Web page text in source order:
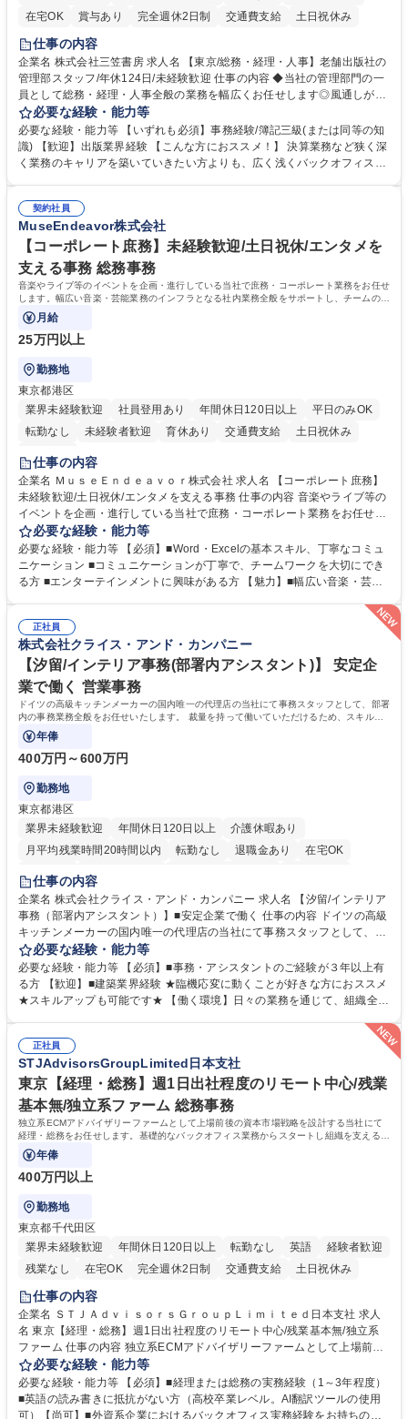
在宅OK
賞与あり 完全週休2日制 交通費支給 土日祝休み
仕事の内容
企業名 株式会社三笠書房 求人名 【東京/総務・経理・人事】老舗出版社の
管理部スタッフ/年休124日/未経験歓迎 仕事の内容 ◆当社の管理部門の一
員として総務・経理・人事全般の業務を幅広くお任せします◎風通しが良
く、社員一人ひとりの意思を尊重する社風です。気軽に相談し合える環境
で幅広いバックオフィス業務を習得いただきます。 具体的には■総務：備
品補充、採用に関するスケジュール調整など■経理；経費精算、入出金管
理、提示支払業務、問い合わせ対応など。 社員とのコミュニケーションを
す。 募集職種 【東京/総務・経理・人事】老舗出版社の管理部スタッフ/年
休124日/未経験歓迎
必要な経験・能力等
必要な経験・能力等 【いずれも必須】事務経験/簿記三級(または同等の知
識) 【歓迎】出版業界経験 【こんな方におススメ！】 決算業務など狭く深
く業務のキャリアを築いていきたい方よりも、広く浅くバックオフィスの
契約社員
MuseEndeavor株式会社
【コーポレート庶務】未経験歓迎/土日祝休/エンタメを
支える事務 総務事務
音楽やライブ等のイベントを企画・進行している当社で庶務・コーポレート業務をお任せ
します。幅広い音楽・芸能業務のインフラとなる社内業務全般をサポートし、チームの円
滑な運営を支えていただきます。
月給
25万円以上
勤務地
東京都港区
業界未経験歓迎
社員登用あり 年間休日120日以上
平日のみOK
転勤なし
未経験者歓迎 育休あり 交通費支給
土日祝休み
服装自由
仕事の内容
企業名 ＭｕｓｅＥｎｄｅａｖｏｒ株式会社 求人名 【コーポレート庶務】
未経験歓迎/土日祝休/エンタメを支える事務 仕事の内容 音楽やライブ等の
イベントを企画・進行している当社で庶務・コーポレート業務をお任せし
ます。幅広い音楽・芸能業務のインフラとなる社内業務全般をサポート
し、チームの円滑な運営を支えていただきます。 ■社内の庶務・一般事務
全般、書類整理、備品管理・発注 ■郵便物の仕分け、来客・電話対応、社
内環境の維持サポート ■経理や人事/採用の外注事業者とのやりとり・プロ
く 進行管理能力や調整力など、市場価値の高いキャリアアップが可能で
す。 ※業務の変更範囲：会社の定める業務※ 募集職種 【コーポレート庶
務】未経験歓迎/土日祝休/エンタメを支える事務
必要な経験・能力等
必要な経験・能力等 【必須】■Word・Excelの基本スキル、丁寧なコミュ
ニケーション ■コミュニケーションが丁寧で、チームワークを大切にでき
る方 ■エンターテインメントに興味がある方 【魅力】■幅広い音楽・芸能
体感しながら、社会貢献性の高い業務に携わることができます。■単なる
ルーティンワークに留まらず、外注事業者との連携や業務プロセスの推進
など、自らの裁量で組織の仕組みづくりに関われるやりがいがあります。
■土日祝休みで、プライベートと両立しながら専門スキルを磨ける環境で
す。 学歴・資格 学歴：大学院 大学 高専 短大 専修学校 高校 語学力： 資
格：
正社員
株式会社クライス・アンド・カンパニー
【汐留/インテリア事務(部署内アシスタント)】 安定企
業で働く 営業事務
ドイツの高級キッチンメーカーの国内唯一の代理店の当社にて事務スタッフとして、部署
内の事務業務全般をお任せいたします。 裁量を持って働いていただけるため、スキルア
ップも可能です。
年俸
400万円～600万円
勤務地
東京都港区
業界未経験歓迎
年間休日120日以上
介護休暇あり
月平均残業時間20時間以内
転勤なし 退職金あり
在宅OK
育休あり
完全週休2日制
駅近5分以内
土日祝休み
仕事の内容
企業名 株式会社クライス・アンド・カンパニー 求人名 【汐留/インテリア
事務（部署内アシスタント）】■安定企業で働く 仕事の内容 ドイツの高級
キッチンメーカーの国内唯一の代理店の当社にて事務スタッフとして、部
署内の事務業務全般をお任せいたします。 裁量を持って働いていただける
ため、スキルアップも可能です。 【部署内の事務業務全般】 ■サンプルの
仕分け・整理 ■電話応対 ■書類作成（会議資料、お客様宛請求書、支払書
類を取りまとめて経理へ提出等） ■ショールームアテンド・運営・予約業
インテリア事務（部署内アシスタント）】■安定企業で働く
必要な経験・能力等
必要な経験・能力等 【必須】■事務・アシスタントのご経験が３年以上有
る方 【歓迎】■建築業界経験 ★臨機応変に動くことが好きな方におススメ
★スキルアップも可能です★ 【働く環境】日々の業務を通じて、組織全体
ンスキルや問題解決能力が磨かれ、キャリアアップのチャンスも豊富。チ
ームとの協力や新しいアイデアを活かす場もあり、やりがいを感じながら
働けます。 【歓迎】 ■インテリアの業界のご経験が有る方■PCの作業に慣
れている方 学歴・資格 学歴：大学院 大学 高専 短大 専修学校 語学力： 資
格：
正社員
STJAdvisorsGroupLimited日本支社
東京【経理・総務】週1日出社程度のリモート中心/残業
基本無/独立系ファーム 総務事務
独立系ECMアドバイザリーファームとして上場前後の資本市場戦略を設計する当社にて
経理・総務をお任せします。基礎的なバックオフィス業務からスタートし組織を支える専
任担当として広く活躍できる環境です。
年俸
400万円以上
勤務地
東京都千代田区
業界未経験歓迎
年間休日120日以上 転勤なし 英語
経験者歓迎
残業なし
在宅OK 完全週休2日制 交通費支給 土日祝休み
仕事の内容
企業名 ＳＴＪＡｄｖｉｓｏｒｓＧｒｏｕｐＬｉｍｉｔｅｄ日本支社 求人
名 東京【経理・総務】週1日出社程度のリモート中心/残業基本無/独立系
ファーム 仕事の内容 独立系ECMアドバイザリーファームとして上場前後
の資本市場戦略を設計する当社にて経理・総務をお任せします。基礎的な
バックオフィス業務からスタートし組織を支える専任担当として広く活躍
できる環境です。 ■日常経理、月次および年次決算サポート業務 ■本国
（グローバル）との英文メール対応（AI翻訳ツール等を使用しての対応で
必要な経験・能力等
必要な経験・能力等 【必須】■経理または総務の実務経験（1～3年程度）
■英語の読み書きに抵抗がない方（高校卒業レベル。AI翻訳ツールの使用
可）【尚可】■外資系企業におけるバックオフィス実務経験をお持ちの方